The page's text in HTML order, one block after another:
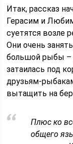
Итак, рассказ
Герасим и
суетятся возле
Они очень
большой рыбы –
затаилась под
друзьям-
вытащить на
Плюс ко
общего